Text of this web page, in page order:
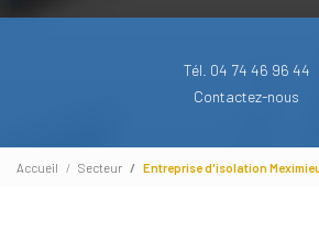
Tél. 04 74 46 96 44
Contactez-nous
Accueil Secteur Entreprise d'isolation